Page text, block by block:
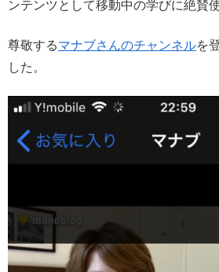
ンテンツとして移動中の学びに絶賛
尊敬するマナブさんのチャンネルを
した。